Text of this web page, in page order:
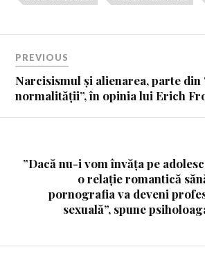
PREVIOUS
Narcisismul și alienarea, parte din
normalității”, în opinia lui Erich
”Dacă nu-i vom învăța pe
o relație romantică
pornografia va deveni
sexuală”, spune